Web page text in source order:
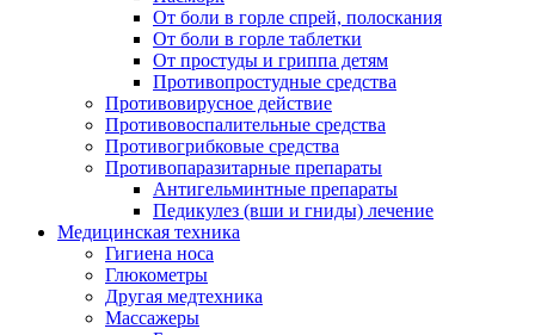
От боли в горле спрей, полоскания
От боли в горле таблетки
От простуды и гриппа детям
Противопростудные средства
Противовирусное действие
Противовоспалительные средства
Противогрибковые средства
Противопаразитарные препараты
Антигельминтные препараты
Педикулез (вши и гниды) лечение
Медицинская техника
Гигиена носа
Глюкометры
Другая медтехника
Массажеры